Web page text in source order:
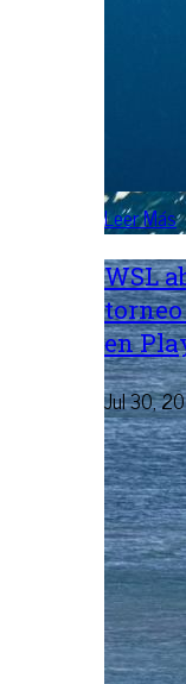
Leer Más
WSL
en
Jul 30,